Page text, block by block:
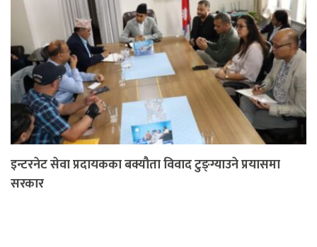
इन्टरनेट सेवा प्रदायकका बक्यौता विवाद टुङ्ग्याउने प्रयासमा
सरकार